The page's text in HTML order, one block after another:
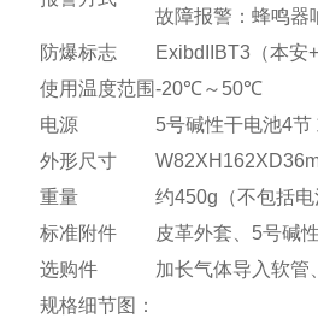
故障报警：蜂鸣
防爆标志
ExibdIIBT3（本安+
使用温度范围-20℃～50℃
电源
5号碱性干电池4
外形尺寸
重量
约450g（不包括电
标准附件
皮革外套、5号碱
选购件
加长气体导入软管
规格细节图：